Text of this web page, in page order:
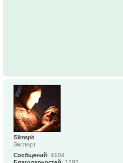
Slimspit
Эксперт
Сообщений: 4104